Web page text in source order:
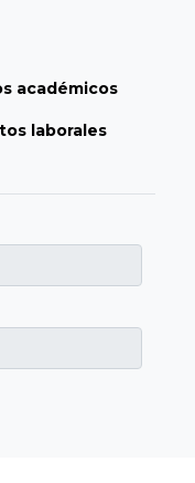
académicos
laborales